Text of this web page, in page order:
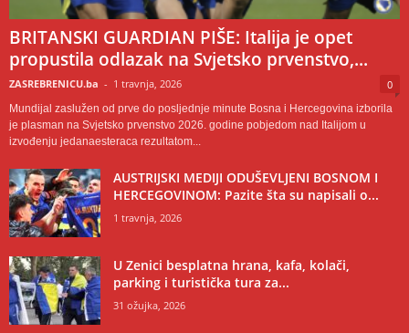
BRITANSKI GUARDIAN PIŠE: Italija je opet
propustila odlazak na Svjetsko prvenstvo,...
ZASREBRENICU.ba - 1 travnja, 2026 0
Mundijal zaslužen od prve do posljednje minute Bosna i Hercegovina izborila
je plasman na Svjetsko prvenstvo 2026. godine pobjedom nad Italijom u
izvođenju jedanaesteraca rezultatom...
AUSTRIJSKI MEDIJI ODUŠEVLJENI BOSNOM I
HERCEGOVINOM: Pazite šta su napisali o...
1 travnja, 2026
U Zenici besplatna hrana, kafa, kolači,
parking i turistička tura za...
31 ožujka, 2026